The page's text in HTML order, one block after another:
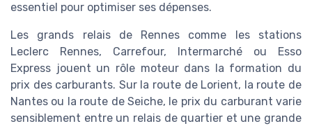
essentiel pour optimiser ses dépenses.
Les grands relais de Rennes comme les stations
Leclerc Rennes, Carrefour, Intermarché ou Esso
Express jouent un rôle moteur dans la formation du
prix des carburants. Sur la route de Lorient, la route de
Nantes ou la route de Seiche, le prix du carburant varie
sensiblement entre un relais de quartier et une grande